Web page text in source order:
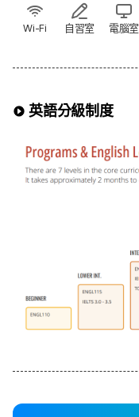
Wi-Fi 自習室 電腦室
英語分級制度